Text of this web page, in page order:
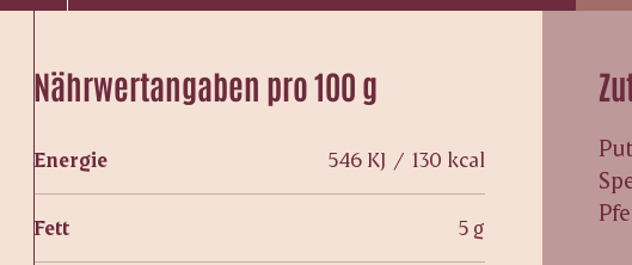
Nährwertangaben pro 100 g
Energie 546 KJ / 130 kcal
Fett 5 g